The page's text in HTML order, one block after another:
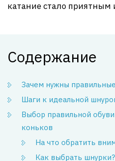
катание стало приятным
Содержание
Зачем нужны
Шаги к идеальной
Выбор правильной
коньков
На что обратить
Как выбрать шнурки?